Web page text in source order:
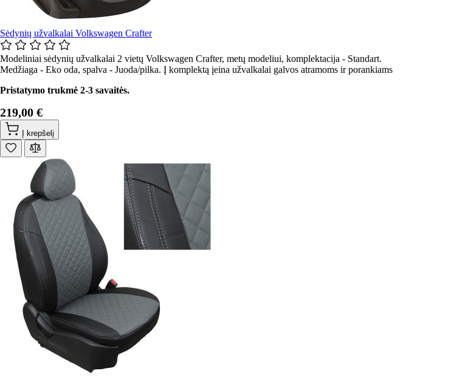
Sėdynių užvalkalai Volkswagen Crafter
Modeliniai sėdynių užvalkalai 2 vietų Volkswagen Crafter, metų modeliui, komplektacija - Standart.
Medžiaga - Eko oda, spalva - Juoda/pilka. Į komplektą įeina užvalkalai galvos atramoms ir porankiams
Pristatymo trukmė 2-3 savaitės.
219,00 €
Į krepšelį